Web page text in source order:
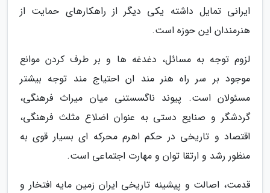
ایرانی تمایل داشته یکی دیگر از راهکارهای حمایت از
هنرمندان این حوزه است.
لزوم توجه به مسائل، دغدغه ها و بر طرف کردن موانع
موجود بر سر راه هنر مند ان احتیاج مند توجه بیشتر
مسئولان است. پیوند ناگسستنی میان میراث فرهنگی،
گردشگر و صنایع دستی به عنوان اضلاع مثلث فرهنگی،
اقتصاد و تاریخی در حکم اهرم محرکه ای بسیار قوی به
منظور رشد و ارتقا توان و مهارت اجتماعی است.
قدمت، اصالت و پیشینه تاریخی ایران زمین مایه افتخار و